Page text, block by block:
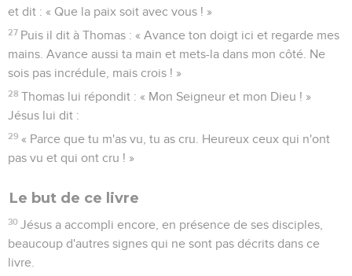
et dit : « Que la paix soit avec vous ! »
27 Puis il dit à Thomas : « Avance ton doigt ici et regarde mes
mains. Avance aussi ta main et mets-la dans mon côté. Ne
sois pas incrédule, mais crois ! »
28 Thomas lui répondit : « Mon Seigneur et mon Dieu ! »
Jésus lui dit :
29 « Parce que tu m'as vu, tu as cru. Heureux ceux qui n'ont
pas vu et qui ont cru ! »
Le but de ce livre
30 Jésus a accompli encore, en présence de ses disciples,
beaucoup d'autres signes qui ne sont pas décrits dans ce
livre.